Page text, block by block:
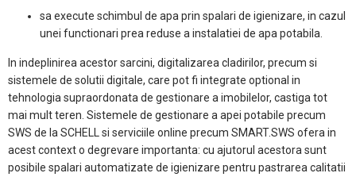
sa execute schimbul de apa prin spalari de igienizare, in cazul
unei functionari prea reduse a instalatiei de apa potabila.
In indeplinirea acestor sarcini, digitalizarea cladirilor, precum si
sistemele de solutii digitale, care pot fi integrate optional in
tehnologia supraordonata de gestionare a imobilelor, castiga tot
mai mult teren. Sistemele de gestionare a apei potabile precum
SWS de la SCHELL si serviciile online precum SMART.SWS ofera in
acest context o degrevare importanta: cu ajutorul acestora sunt
posibile spalari automatizate de igienizare pentru pastrarea calitatii